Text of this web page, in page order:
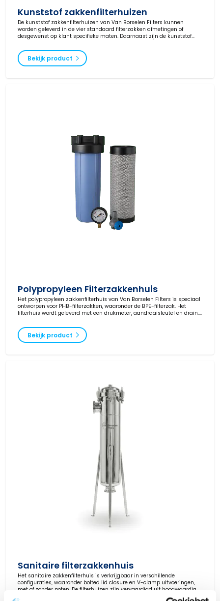
Kunststof zakkenfilterhuizen
De kunststof zakkenfilterhuizen van Van Borselen Filters kunnen
worden geleverd in de vier standaard filterzakken afmetingen of
desgewenst op klant specifieke maten. Daarnaast zijn de kunststof
in één behuizing.
Bekijk product
Polypropyleen Filterzakkenhuis
Het polypropyleen zakkenfilterhuis van Van Borselen Filters is speciaal
ontworpen voor PHB-filterzakken, waaronder de BPE-filterzak. Het
filterhuis wordt geleverd met een drukmeter, aandraaisleutel en drain.
toepassingen in waterbehandeling, chemie en olie- en gasindustrie.
Bekijk product
Sanitaire filterzakkenhuis
Het sanitaire zakkenfilterhuis is verkrijgbaar in verschillende
configuraties, waaronder bolted lid closure en V-clamp uitvoeringen,
met of zonder poten. De filterhuizen zijn vervaardigd uit hoogwaardig
RVS 316L roestvast staal en ontworpen volgens PED 2014/68/UE.